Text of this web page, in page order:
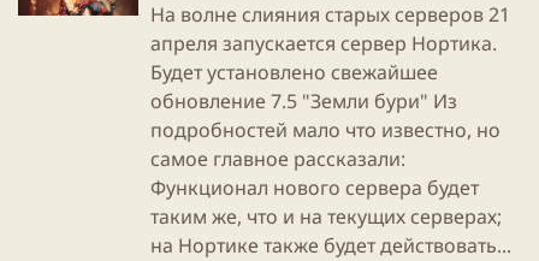
На волне слияния старых серверов 21
апреля запускается сервер Нортика.
Будет установлено свежайшее
обновление 7.5 "Земли бури" Из
подробностей мало что известно, но
самое главное рассказали:
Функционал нового сервера будет
таким же, что и на текущих серверах;
на Нортике также будет действовать...